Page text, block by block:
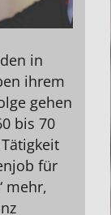
in
ihrem
gehen
bis 70
für
mehr,